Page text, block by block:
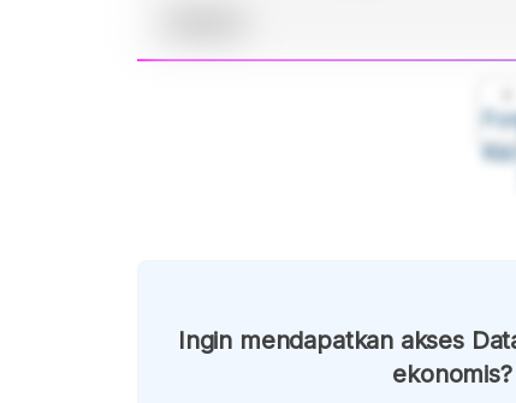
Ingin mendapatkan akses